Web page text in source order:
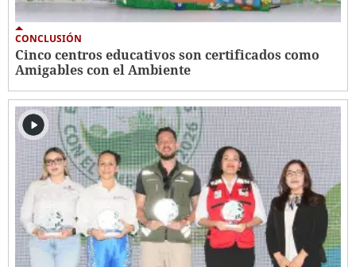
CONCLUSIÓN
Cinco centros educativos son certificados como
Amigables con el Ambiente